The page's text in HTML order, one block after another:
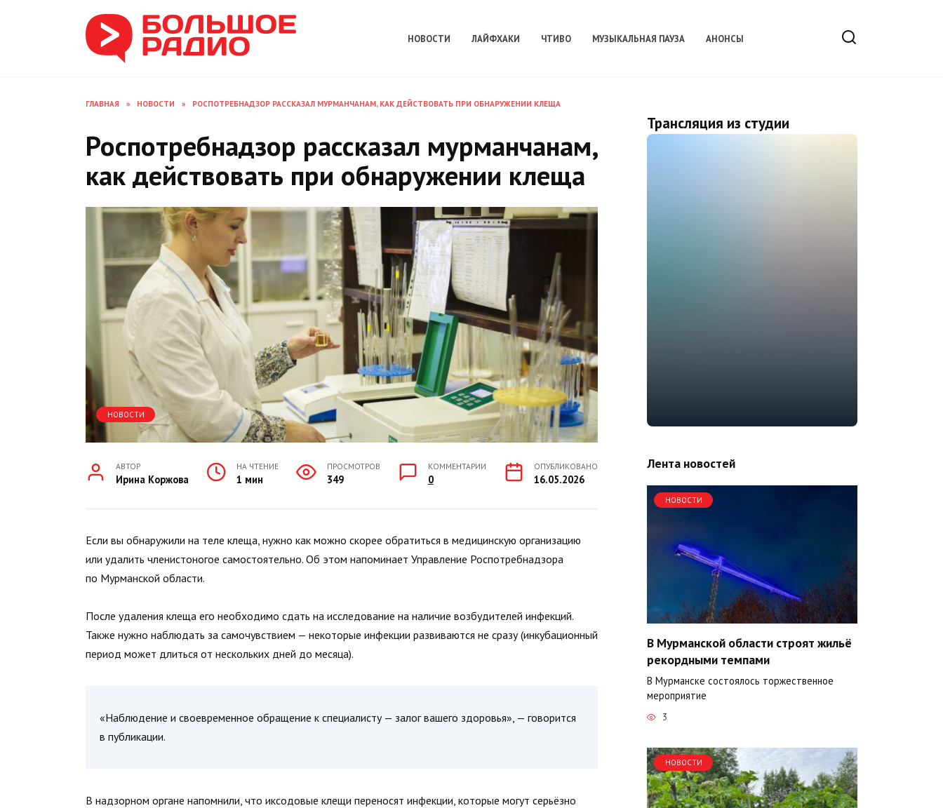
НОВОСТИ ЛАЙФХАКИ ЧТИВО МУЗЫКАЛЬНАЯ ПАУЗА АНОНСЫ
ГЛАВНАЯ » НОВОСТИ » РОСПОТРЕБНАДЗОР РАССКАЗАЛ МУРМАНЧАНАМ, КАК ДЕЙСТВОВАТЬ ПРИ ОБНАРУЖЕНИИ КЛЕЩА
Роспотребнадзор рассказал мурманчанам,
как действовать при обнаружении клеща
НОВОСТИ
АВТОР
Ирина Коржова
НА ЧТЕНИЕ
1 мин
ПРОСМОТРОВ
349
КОММЕНТАРИИ
0
ОПУБЛИКОВАНО
16.05.2026
Если вы обнаружили на теле клеща, нужно как можно скорее обратиться в медицинскую организацию
или удалить членистоногое самостоятельно. Об этом напоминает Управление Роспотребнадзора
по Мурманской области.
После удаления клеща его необходимо сдать на исследование на наличие возбудителей инфекций.
Также нужно наблюдать за самочувствием — некоторые инфекции развиваются не сразу (инкубационный
период может длиться от нескольких дней до месяца).
«Наблюдение и своевременное обращение к специалисту — залог вашего здоровья», — говорится
в публикации.
В надзорном органе напомнили, что иксодовые клещи переносят инфекции, которые могут серьёзно
Трансляция из студии
Лента новостей
НОВОСТИ
В Мурманской области строят жильё
рекордными темпами
В Мурманске состоялось торжественное
мероприятие
3
НОВОСТИ